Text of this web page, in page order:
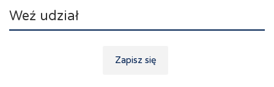
Weź udział
Zapisz się